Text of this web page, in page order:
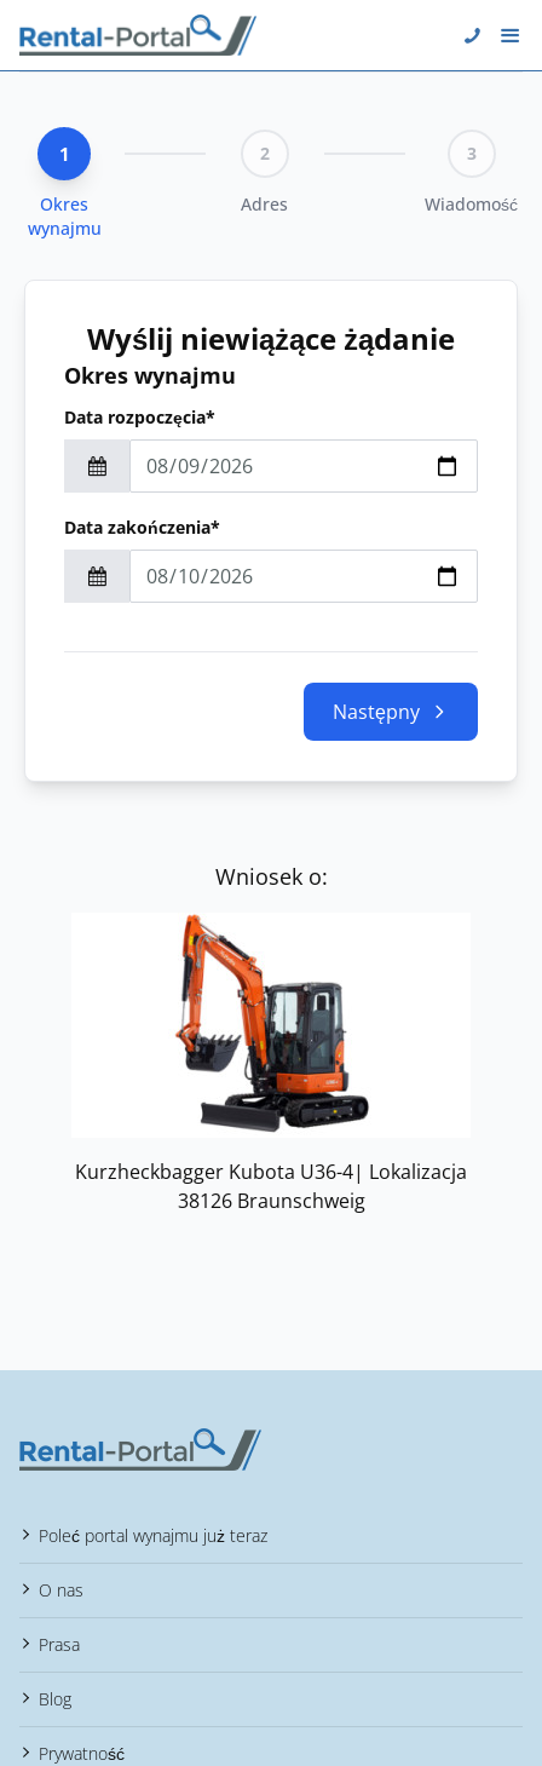
1
Okres
wynajmu
2
Adres
3
Wiadomość
Wyślij niewiążące żądanie
Okres wynajmu
Data rozpoczęcia*
Data zakończenia*
Następny
Wniosek o:
Kurzheckbagger Kubota U36-4| Lokalizacja
38126 Braunschweig
Poleć portal wynajmu już teraz
O nas
Prasa
Blog
Prywatność